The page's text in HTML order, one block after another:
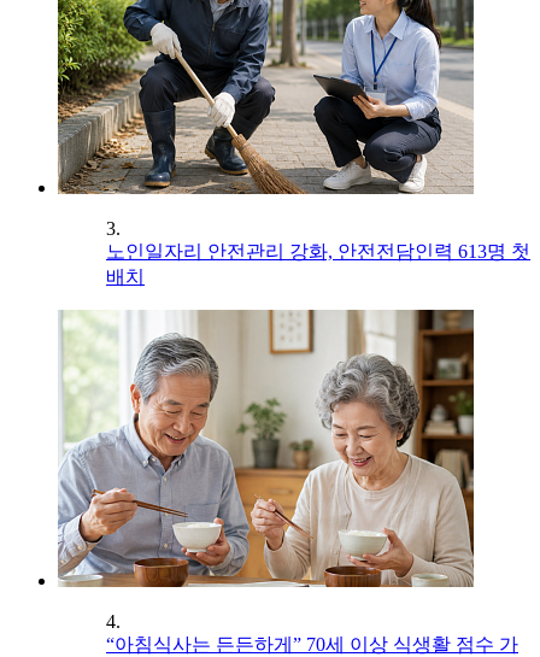
3.
노인일자리 안전관리 강화, 안전전담인력 613명 첫
배치
4.
“아침식사는 든든하게” 70세 이상 식생활 점수 가